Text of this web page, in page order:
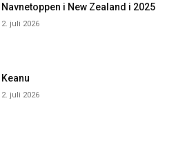
Navnetoppen i New Zealand i 2025
2. juli 2026
Keanu
2. juli 2026